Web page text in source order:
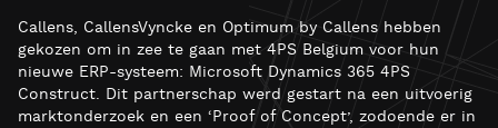
Callens, CallensVyncke en Optimum by Callens hebben
gekozen om in zee te gaan met 4PS Belgium voor hun
nieuwe ERP-systeem: Microsoft Dynamics 365 4PS
Construct. Dit partnerschap werd gestart na een uitvoerig
marktonderzoek en een ‘Proof of Concept’, zodoende er in